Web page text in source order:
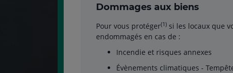
Dommages aux biens
Pour vous protéger(1)si les locaux que
endommagés en cas de :
Incendie et risques annexes
Évènements climatiques -